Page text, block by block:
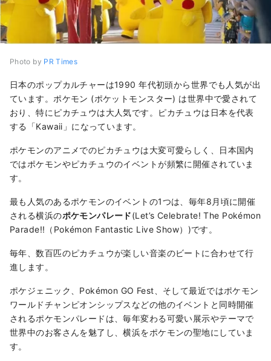
Photo by PR Times
日本のポップカルチャーは1990 年代初頭から世界でも人気が出
ています。ポケモン (ポケットモンスター) は世界中で愛されて
おり、特にピカチュウは大人気です。ピカチュウは日本を代表
する「Kawaii」になっています。
ポケモンのアニメでのピカチュウは大変可愛らしく、日本国内
ではポケモンやピカチュウのイベントが頻繁に開催されていま
す。
最も人気のあるポケモンのイベントの1つは、毎年8月頃に開催
される横浜のポケモンパレード(Let’s Celebrate! The Pokémon
Parade!!（Pokémon Fantastic Live Show）)です。
毎年、数百匹のピカチュウが楽しい音楽のビートに合わせて行
進します。
ポケジェニック、Pokémon GO Fest、そして最近ではポケモン
ワールドチャンピオンシップスなどの他のイベントと同時開催
されるポケモンパレードは、毎年変わる可愛い展示やテーマで
世界中のお客さんを魅了し、横浜をポケモンの聖地にしていま
す。